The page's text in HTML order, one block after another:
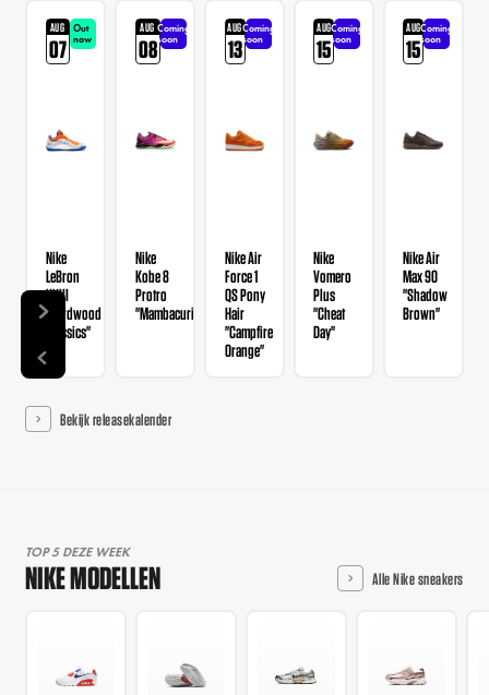
AUG
07
Out
now
Nike
LeBron
XXIII
"Hardwood
Classics"
AUG
08
Coming
soon
Nike
Kobe 8
Protro
"Mambacurial"
AUG
13
Coming
soon
Nike Air
Force 1
QS Pony
Hair
"Campfire
Orange"
AUG
15
Coming
soon
Nike
Vomero
Plus
"Cheat
Day"
AUG
15
Coming
soon
Nike Air
Max 90
"Shadow
Brown"
Bekijk releasekalender
TOP 5 DEZE WEEK
NIKE MODELLEN Alle Nike sneakers